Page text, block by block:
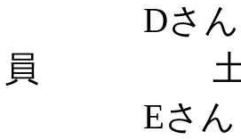
Dさん
員 土
Eさん